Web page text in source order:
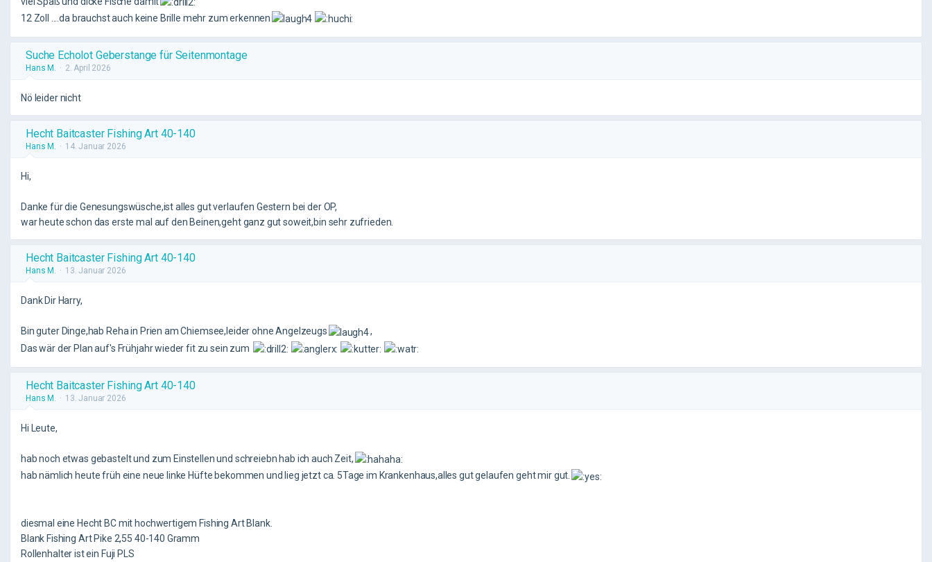
12 Zoll ....da brauchst auch keine Brille mehr zum erkennen
Suche Echolot Geberstange für Seitenmontage
Hans M. 2. April 2026
Nö leider nicht
Hecht Baitcaster Fishing Art 40-140
Hans M. 14. Januar 2026
Hi,
Danke für die Genesungswüsche,ist alles gut verlaufen Gestern bei der OP,
war heute schon das erste mal auf den Beinen,geht ganz gut soweit,bin sehr zufrieden.
Hecht Baitcaster Fishing Art 40-140
Hans M. 13. Januar 2026
Dank Dir Harry,
Bin guter Dinge,hab Reha in Prien am Chiemsee,leider ohne Angelzeugs
,
Das wär der Plan auf's Frühjahr wieder fit zu sein zum
Hecht Baitcaster Fishing Art 40-140
Hans M. 13. Januar 2026
Hi Leute,
hab noch etwas gebastelt und zum Einstellen und schreiebn hab ich auch Zeit,
hab nämlich heute früh eine neue linke Hüfte bekommen und lieg jetzt ca. 5Tage im Krankenhaus,alles gut gelaufen geht mir gut.
diesmal eine Hecht BC mit hochwertigem Fishing Art Blank.
Blank Fishing Art Pike 2,55 40-140 Gramm
Rollenhalter ist ein Fuji PLS